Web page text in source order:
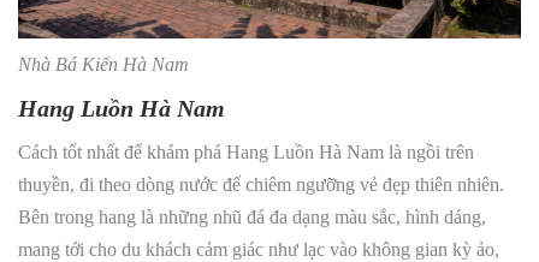
Nhà Bá Kiến Hà Nam
Hang Luồn Hà Nam
Cách tốt nhất để khám phá Hang Luồn Hà Nam là ngồi trên
thuyền, đi theo dòng nước để chiêm ngưỡng vẻ đẹp thiên nhiên.
Bên trong hang là những nhũ đá đa dạng màu sắc, hình dáng,
mang tới cho du khách cảm giác như lạc vào không gian kỳ ảo,